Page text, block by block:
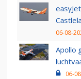
06-08-
Apollo
06-